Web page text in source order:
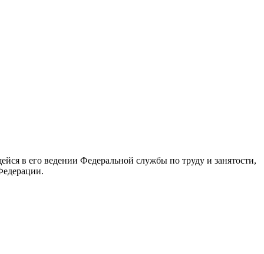
в его ведении Федеральной службы по труду и занятости,